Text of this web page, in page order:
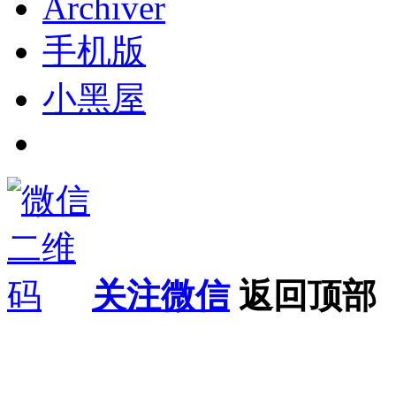
Archiver
手机版
小黑屋
关注微信 返回顶部